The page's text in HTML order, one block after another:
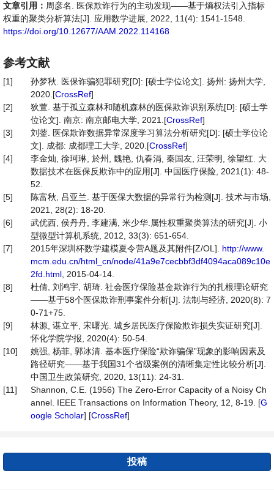
文章引用： 周彦名. 医保欺诈行为的主动发现——基于熵权法引入指标
权重的聚类分析算法[J]. 应用数学进展, 2022, 11(4): 1541-1548.
https://doi.org/10.12677/AAM.2022.114168
参考文献
[1]
孙梦秋. 医保诈骗犯罪研究[D]: [硕士学位论文]. 扬州: 扬州大学,
2020.[CrossRef]
[2]
狄萱. 基于孤立森林和随机森林的医保欺诈识别系统[D]: [硕士学
位论文]. 南京: 南京邮电大学, 2021.[CrossRef]
[3]
刘蓥. 医保欺诈数据异常深度学习算法分析研究[D]: [硕士学位论
文]. 成都: 成都理工大学, 2020.[CrossRef]
[4]
李金灿, 徐珂琳, 於州, 魏艳, 仇春涓, 秦国友, 汪荣明, 徐望红. 大
数据技术在医保反欺诈中的应用[J]. 中国医疗保险, 2021(1): 48-
52.
[5]
陈富秋, 吕亚兰. 基于医保大数据的异常行为检测[J]. 技术与市场,
2021, 28(2): 18-20.
[6]
武优西, 侯丹丹, 李建满, 米少华.属性权重聚类算法的研究[J]. 小
型微型计算机系统, 2012, 33(3): 651-654.
[7]
2015年深圳杯数学建模夏令营A题及其附件[Z/OL]. http://www.
mcm.edu.cn/html_cn/node/41a9e7cecbbf3df4094aca089c10e
2fd.html , 2015-04-14.
[8]
杜倩, 刘鸿宇, 胡琦. 社会医疗保险基金欺诈行为的扎根理论研究
——基于58个医保欺诈刑事案件分析[J]. 法制与经济, 2020(8): 7
0-71+75.
[9]
林源, 谌立平, 宋曙光. 城乡居民医疗保险欺诈损失实证研究[J].
怀化学院学报, 2020(4): 50-54.
[10]
姚强, 杨菲, 郭冰清. 基本医疗保险“欺诈骗保”现象的影响因素及
路径研究——基于我国31个省级案例的清晰集定性比较分析[J].
中国卫生政策研究, 2020, 13(11): 24-31.
[11]
Shannon, C.E. (1956) The Zero-Error Capacity of a Noisy Ch
annel. IEEE Transactions on Information Theory, 12, 8-19. [G
oogle Scholar] [CrossRef]
投稿